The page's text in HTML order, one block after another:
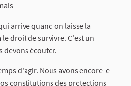
arrive quand on laisse la
droit de survivre. C'est un
devons écouter.
d'agir. Nous avons encore le
constitutions des protections